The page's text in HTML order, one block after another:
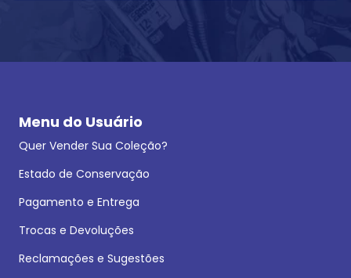
Menu do Usuário
Quer Vender Sua Coleção?
Estado de Conservação
Pagamento e Entrega
Trocas e Devoluções
Reclamações e Sugestões